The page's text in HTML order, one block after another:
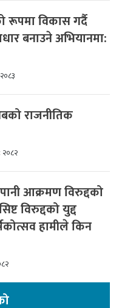
रूपमा विकास गर्दै
बनाउने अभियानमा:
राजनीतिक
२०८२
आक्रमण विरुद्दको
विरुद्दको युद्द
हामीले किन